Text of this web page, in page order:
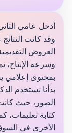
وقد كانت
العروض
وسرعة الإنتاج،
بمحتوى إعلامي
الصور، حيث كانت
كتابة تعليمات،